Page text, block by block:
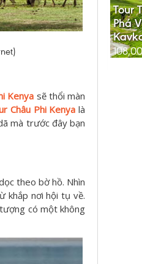
Kenya sẽ thổi màn
Châu Phi Kenya là
mà trước đây bạn
theo bờ hồ. Nhìn
khắp nơi hội tụ về.
có một không
Tour
Phá